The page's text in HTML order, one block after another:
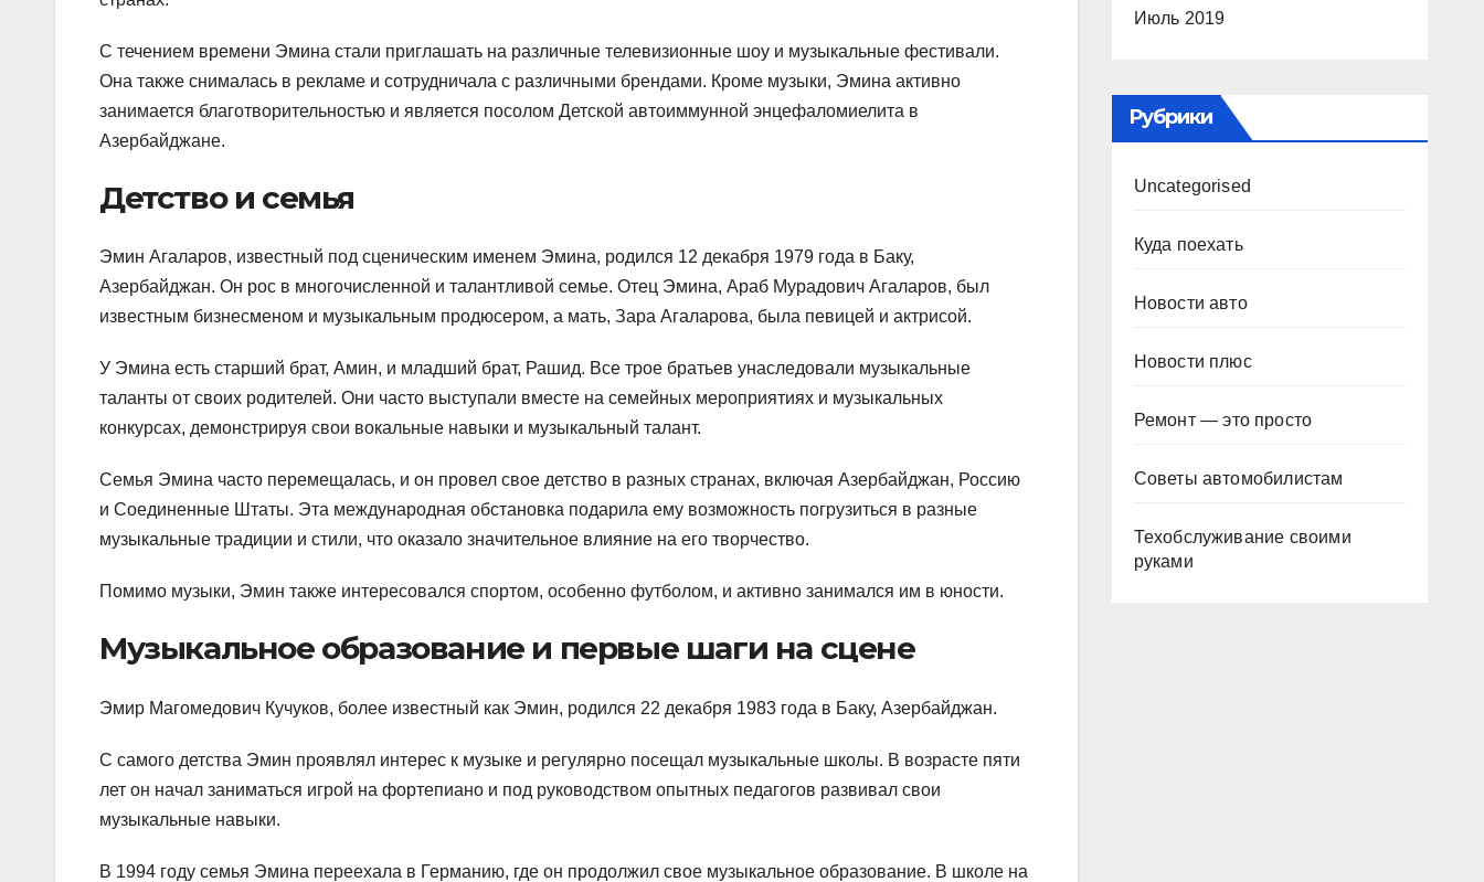
С течением времени Эмина стали приглашать на различные телевизионные шоу и музыкальные фестивали.
Она также снималась в рекламе и сотрудничала с различными брендами. Кроме музыки, Эмина активно
занимается благотворительностью и является посолом Детской автоиммунной энцефаломиелита в
Азербайджане.
Детство и семья
Эмин Агаларов, известный под сценическим именем Эмина, родился 12 декабря 1979 года в Баку,
Азербайджан. Он рос в многочисленной и талантливой семье. Отец Эмина, Араб Мурадович Агаларов, был
известным бизнесменом и музыкальным продюсером, а мать, Зара Агаларова, была певицей и актрисой.
У Эмина есть старший брат, Амин, и младший брат, Рашид. Все трое братьев унаследовали музыкальные
таланты от своих родителей. Они часто выступали вместе на семейных мероприятиях и музыкальных
конкурсах, демонстрируя свои вокальные навыки и музыкальный талант.
Семья Эмина часто перемещалась, и он провел свое детство в разных странах, включая Азербайджан, Россию
и Соединенные Штаты. Эта международная обстановка подарила ему возможность погрузиться в разные
музыкальные традиции и стили, что оказало значительное влияние на его творчество.
Помимо музыки, Эмин также интересовался спортом, особенно футболом, и активно занимался им в юности.
Музыкальное образование и первые шаги на сцене
Эмир Магомедович Кучуков, более известный как Эмин, родился 22 декабря 1983 года в Баку, Азербайджан.
С самого детства Эмин проявлял интерес к музыке и регулярно посещал музыкальные школы. В возрасте пяти
лет он начал заниматься игрой на фортепиано и под руководством опытных педагогов развивал свои
музыкальные навыки.
В 1994 году семья Эмина переехала в Германию, где он продолжил свое музыкальное образование. В школе на
Июль 2019
Рубрики
Uncategorised
Куда поехать
Новости авто
Новости плюс
Ремонт — это просто
Советы автомобилистам
Техобслуживание своими
руками